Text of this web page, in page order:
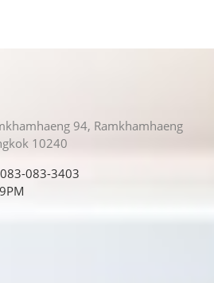
94, Ramkhamhaeng
10240
083-3403